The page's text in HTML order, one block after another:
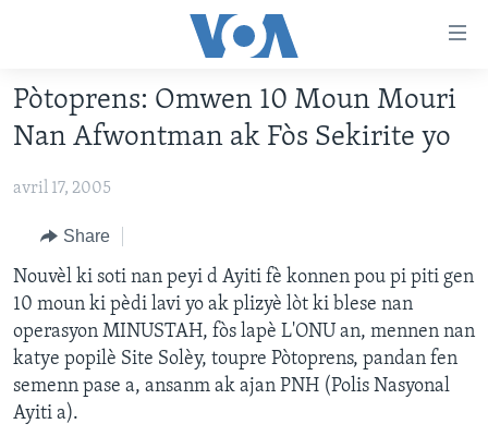
Skip
to
main
Skip
Navigation
Skip
to
Search
AMERIK LATIN
ENTÈNASYONAL
VIDEO
FLASHPOINT IKRÈN
Learning English
SUIV NOU
Pòtoprens: Omwen 10 Moun Mouri
Nan Afwontman ak Fòs Sekirite yo
avril 17, 2005
Share
Nouvèl ki soti nan peyi d Ayiti fè konnen pou pi piti gen
10 moun ki pèdi lavi yo ak plizyè lòt ki blese nan
operasyon MINUSTAH, fòs lapè L'ONU an, mennen nan
katye popilè Site Solèy, toupre Pòtoprens, pandan fen
semenn pase a, ansanm ak ajan PNH (Polis Nasyonal
Ayiti a).